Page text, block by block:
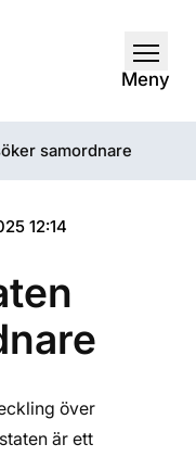
Meny
samordnare
12:14
över
är ett